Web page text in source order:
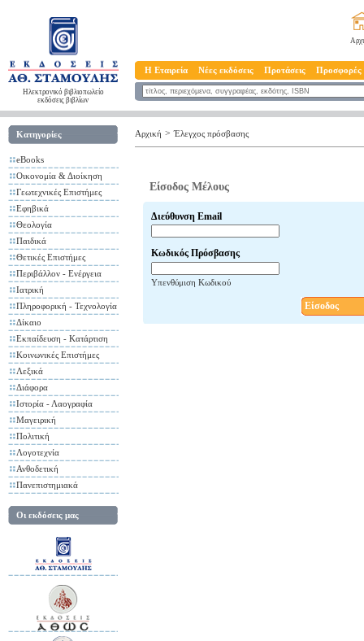
Ηλεκτρονικό βιβλιοπωλείο
εκδόσεις βιβλίων
Η Εταιρεία Νέες εκδόσεις Προτάσεις Προσφορές
Κατηγορίες
eBooks
Οικονομία & Διοίκηση
Γεωτεχνικές Επιστήμες
Εφηβικά
Θεολογία
Παιδικά
Θετικές Επιστήμες
Περιβάλλον - Ενέργεια
Ιατρική
Πληροφορική - Τεχνολογία
Δίκαιο
Εκπαίδευση - Κατάρτιση
Κοινωνικές Επιστήμες
Λεξικά
Διάφορα
Ιστορία - Λαογραφία
Μαγειρική
Πολιτική
Λογοτεχνία
Ανθοδετική
Πανεπιστημιακά
Οι εκδόσεις μας
Αρχική > Έλεγχος πρόσβασης
Είσοδος Μέλους
Διεύθυνση Email
Κωδικός Πρόσβασης
Υπενθύμιση Κωδικού
Είσοδος